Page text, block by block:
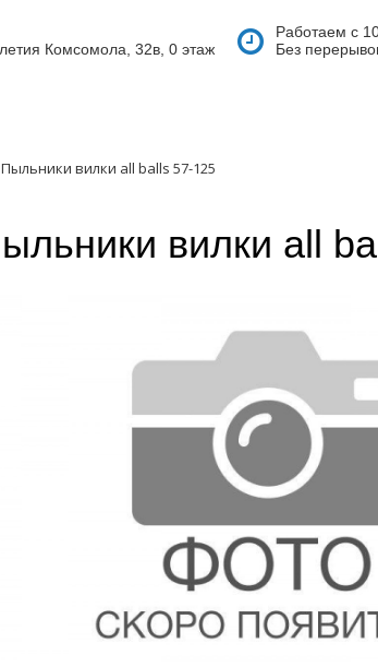
летия Комсомола, 32в, 0 этаж
Работаем с
Без
Пыльники вилки all balls 57-125
вилки all